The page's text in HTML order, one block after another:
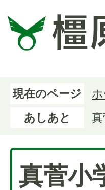
現在のページ
あしあと
真菅小